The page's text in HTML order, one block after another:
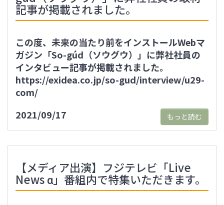
記事が掲載されました。
この度、未来の当たり前をインストールWebマ
ガジン「So-gúd（ソウグウ）」に弊社社員の
インタビュー記事が掲載されました。
https://exidea.co.jp/so-gud/interview/u29-
com/
2021/09/17
もっと読む
【メディア出演】フジテレビ「Live
News α」番組内で特集いただきます。